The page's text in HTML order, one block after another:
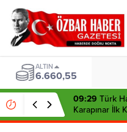
islami
chat
omegla
türk
sohbet
cinsel
sohbet
dini
chat
ALTIN
6.660,55
09:29 Türk
Karapınar İlk